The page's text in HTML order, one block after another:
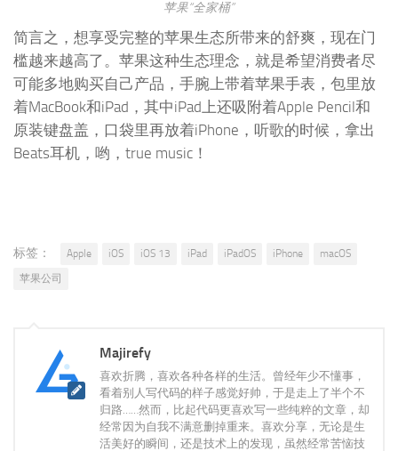
苹果“全家桶”
简言之，想享受完整的苹果生态所带来的舒爽，现在门
槛越来越高了。苹果这种生态理念，就是希望消费者尽
可能多地购买自己产品，手腕上带着苹果手表，包里放
着MacBook和iPad，其中iPad上还吸附着Apple Pencil和
原装键盘盖，口袋里再放着iPhone，听歌的时候，拿出
Beats耳机，哟，true music！
标签： Apple iOS iOS 13 iPad iPadOS iPhone
macOS
苹果公司
Majirefy
喜欢折腾，喜欢各种各样的生活。曾经年少不懂事，
看着别人写代码的样子感觉好帅，于是走上了半个不
归路……然而，比起代码更喜欢写一些纯粹的文章，却
经常因为自我不满意删掉重来。喜欢分享，无论是生
活美好的瞬间，还是技术上的发现，虽然经常苦恼技